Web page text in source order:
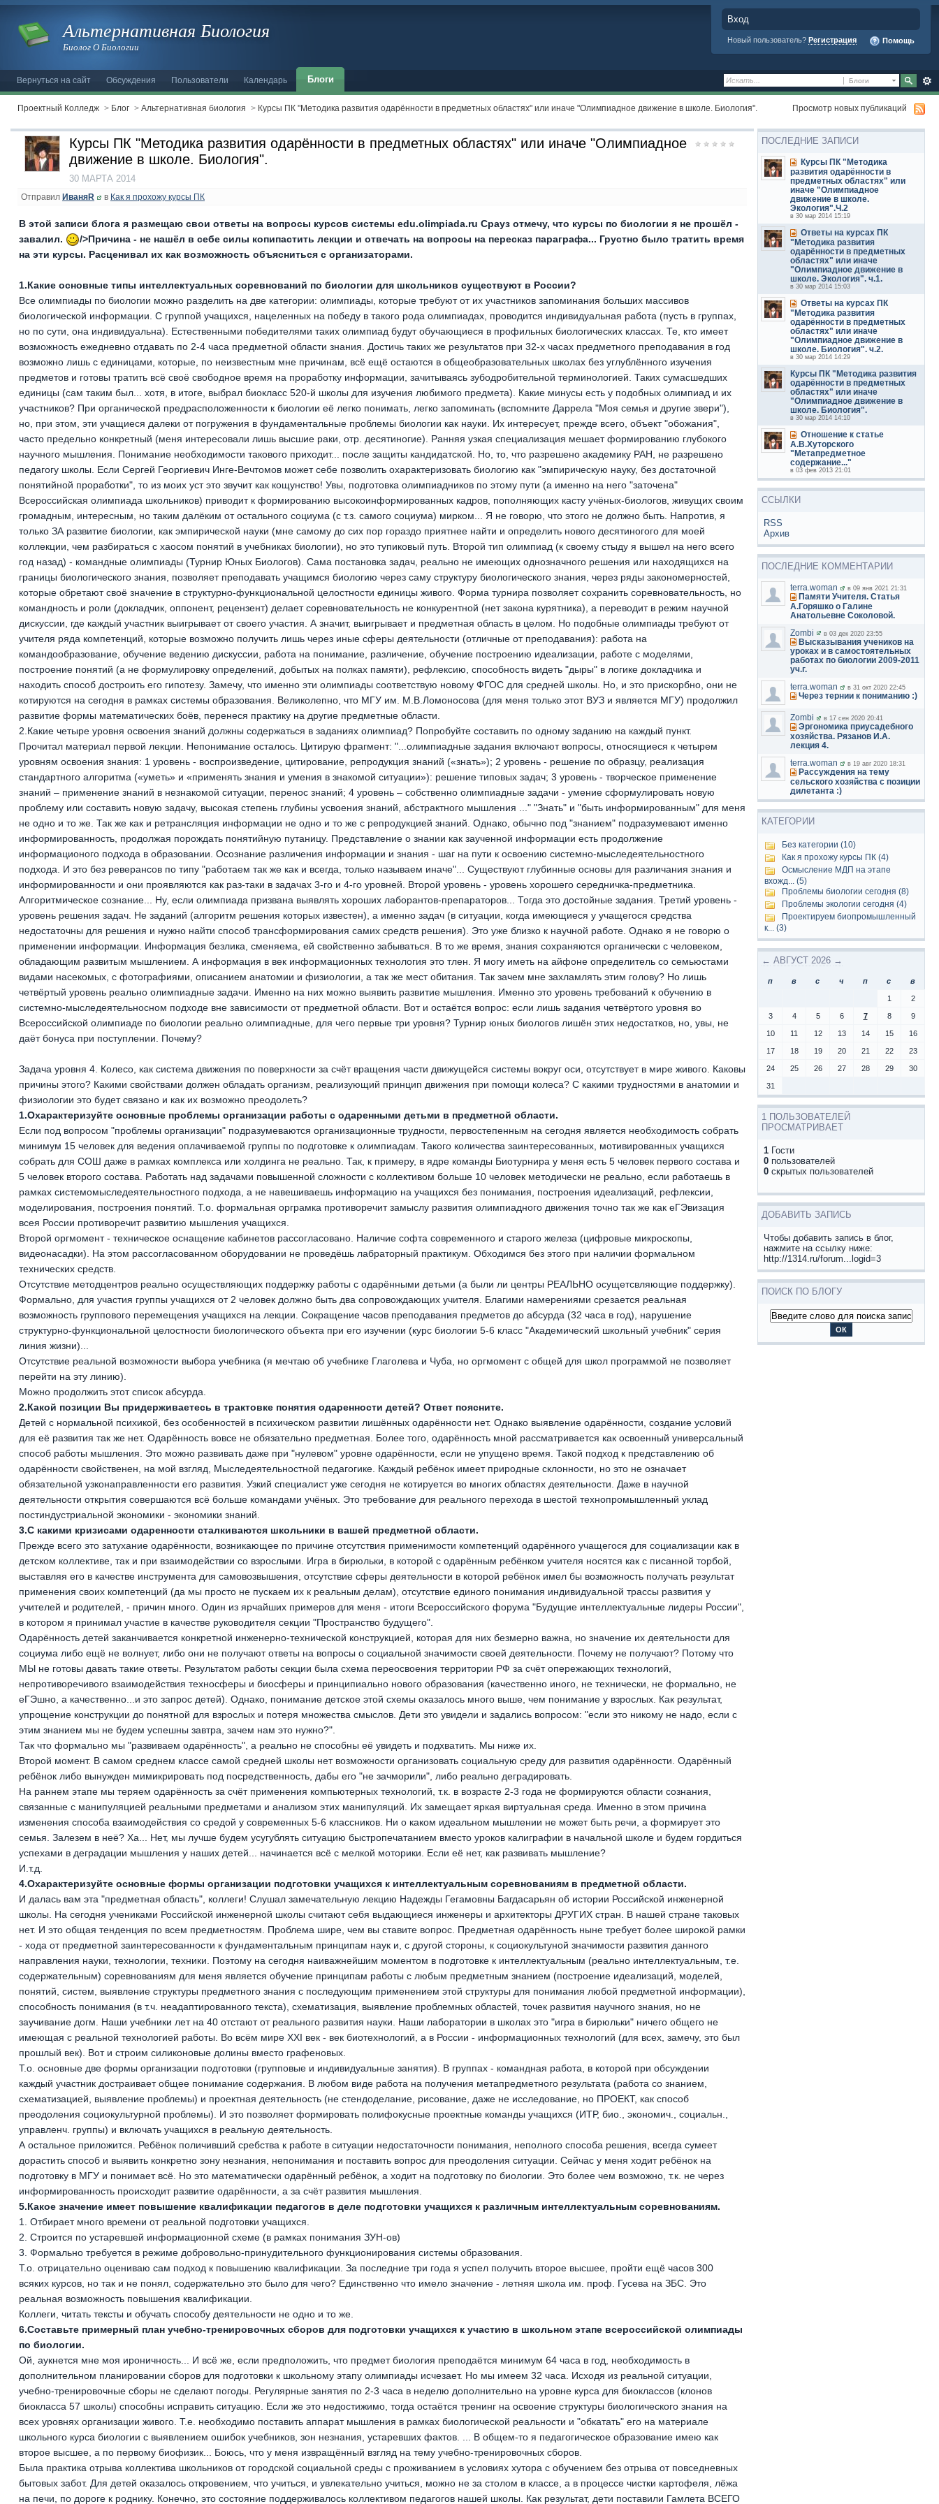
Альтернативная Биология
Биолог О Биологии
Вход
Новый пользователь? Регистрация Помощь
Блоги
Вернуться на сайт Обсуждения Пользователи Календарь Блоги
Проектный Колледж > Блог > Альтернативная биология > Курсы ПК "Методика развития одарённости в предметных областях" или иначе "Олимпиадное движение в школе. Биология". Просмотр новых публикаций
Курсы ПК "Методика развития одарённости в предметных областях" или иначе "Олимпиадное
движение в школе. Биология".
30 МАРТА 2014
Отправил ИваняR в Как я прохожу курсы ПК
В этой записи блога я размещаю свои ответы на вопросы курсов системы edu.olimpiada.ru Срауз отмечу, что курсы по биологии я не прошёл -
завалил.
/>Причина - не нашёл в себе силы копипастить лекции и отвечать на вопросы на пересказ параграфа... Грустно было тратить время
на эти курсы. Расценивал их как возможность объясниться с организаторами.
1.Какие основные типы интеллектуальных соревнований по биологии для школьников существуют в России?
Все олимпиады по биологии можно разделить на две категории: олимпиады, которые требуют от их участников запоминания больших массивов
биологической информации. С группой учащихся, нацеленных на победу в такого рода олимпиадах, проводится индивидуальная работа (пусть в группах,
но по сути, она индивидуальна). Естественными победителями таких олимпиад будут обучающиеся в профильных биологических классах. Те, кто имеет
возможность ежедневно отдавать по 2-4 часа предметной области знания. Достичь таких же результатов при 32-х часах предметного преподавания в год
возможно лишь с единицами, которые, по неизвестным мне причинам, всё ещё остаются в общеобразовательных школах без углублённого изучения
предметов и готовы тратить всё своё свободное время на проработку информации, зачитываясь зубодробительной терминологией. Таких сумасшедших
единицы (сам таким был... хотя, в итоге, выбрал биокласс 520-й школы для изучения любимого предмета). Какие минусы есть у подобных олимпиад и их
участников? При органической предрасположенности к биологии её легко понимать, легко запоминать (вспомните Даррела "Моя семья и другие звери"),
но, при этом, эти учащиеся далеки от погружения в фундаментальные проблемы биологии как науки. Их интересует, прежде всего, объект "обожания",
часто предельно конкретный (меня интересовали лишь высшие раки, отр. десятиногие). Ранняя узкая специализация мешает формированию глубокого
научного мышления. Понимание необходимости такового приходит... после защиты кандидатской. Но, то, что разрешено академику РАН, не разрешено
педагогу школы. Если Сергей Георгиевич Инге-Вечтомов может себе позволить охарактеризовать биологию как "эмпирическую науку, без достаточной
понятийной проработки", то из моих уст это звучит как кощунство! Увы, подготовка олимпиадников по этому пути (а именно на него "заточена"
Всероссийская олимпиада школьников) приводит к формированию высокоинформированных кадров, пополняющих касту учёных-биологов, живущих своим
громадным, интересным, но таким далёким от остального социума (с т.з. самого социума) мирком... Я не говорю, что этого не должно быть. Напротив, я
только ЗА развитие биологии, как эмпирической науки (мне самому до сих пор гораздо приятнее найти и определить нового десятиногого для моей
коллекции, чем разбираться с хаосом понятий в учебниках биологии), но это тупиковый путь. Второй тип олимпиад (к своему стыду я вышел на него всего
год назад) - командные олимпиады (Турнир Юных Биологов). Сама постановка задач, реально не имеющих однозначного решения или находящихся на
границы биологического знания, позволяет преподавать учащимся биологию через саму структуру биологического знания, через ряды закономерностей,
которые обретают своё значение в структурно-функциональной целостности единицы живого. Форма турнира позволяет сохранить соревновательность, но
командность и роли (докладчик, оппонент, рецензент) делает соревновательность не конкурентной (нет закона курятника), а переводит в режим научной
дискуссии, где каждый участник выигрывает от своего участия. А значит, выигрывает и предметная область в целом. Но подобные олимпиады требуют от
учителя ряда компетенций, которые возможно получить лишь через иные сферы деятельности (отличные от преподавания): работа на
командообразование, обучение ведению дискуссии, работа на понимание, различение, обучение построению идеализации, работе с моделями,
построение понятий (а не формулировку определений, добытых на полках памяти), рефлексию, способность видеть "дыры" в логике докладчика и
находить способ достроить его гипотезу. Замечу, что именно эти олимпиады соответствую новому ФГОС для средней школы. Но, и это прискорбно, они не
котируются на сегодня в рамках системы образования. Великолепно, что МГУ им. М.В.Ломоносова (для меня только этот ВУЗ и является МГУ) продолжил
развитие формы математических боёв, перенеся практику на другие предметные области.
2.Какие четыре уровня освоения знаний должны содержаться в заданиях олимпиад? Попробуйте составить по одному заданию на каждый пункт.
Прочитал материал первой лекции. Непонимание осталось. Цитирую фрагмент: "...олимпиадные задания включают вопросы, относящиеся к четырем
уровням освоения знания: 1 уровень - воспроизведение, цитирование, репродукция знаний («знать»); 2 уровень - решение по образцу, реализация
стандартного алгоритма («уметь» и «применять знания и умения в знакомой ситуации»): решение типовых задач; 3 уровень - творческое применение
знаний – применение знаний в незнакомой ситуации, перенос знаний; 4 уровень – собственно олимпиадные задачи - умение сформулировать новую
проблему или составить новую задачу, высокая степень глубины усвоения знаний, абстрактного мышления ..." "Знать" и "быть информированным" для меня
не одно и то же. Так же как и ретрансляция информации не одно и то же с репродукцией знаний. Однако, обычно под "знанием" подразумевают именно
информированность, продолжая порождать понятийную путаницу. Представление о знании как заученной информации есть продолжение
информационого подхода в образовании. Осознание различения информации и знания - шаг на пути к освоению системно-мыследеятельностного
подхода. И это без реверансов по типу "работаем так же как и всегда, только называем иначе"... Существуют глубинные основы для различания знания и
информированности и они проявляются как раз-таки в задачах 3-го и 4-го уровней. Второй уровень - уровень хорошего середничка-предметника.
Алгоритмическое сознание... Ну, если олимпиада призвана выявлять хороших лаборантов-препараторов... Тогда это достойные задания. Третий уровень -
уровень решения задач. Не заданий (алгоритм решения которых известен), а именно задач (в ситуации, когда имеющиеся у учащегося средства
недостаточны для решения и нужно найти способ трансформирования самих средств решения). Это уже близко к научной работе. Однако я не говорю о
применении информации. Информация безлика, сменяема, ей свойственно забываться. В то же время, знания сохраняются органически с человеком,
обладающим развитым мышлением. А информация в век информационных технология это тлен. Я могу иметь на айфоне определитель со семьюстами
видами насекомых, с фотографиями, описанием анатомии и физиологии, а так же мест обитания. Так зачем мне захламлять этим голову? Но лишь
четвёртый уровень реально олимпиадные задачи. Именно на них можно выявить развитие мышления. Именно это уровень требований к обучению в
системно-мыследеятельносном подходе вне зависимости от предметной области. Вот и остаётся вопрос: если лишь задания четвёртого уровня во
Всероссийской олимпиаде по биологии реально олимпиадные, для чего первые три уровня? Турнир юных биологов лишён этих недостатков, но, увы, не
даёт бонуса при поступлении. Почему?
Задача уровня 4. Колесо, как система движения по поверхности за счёт вращения части движущейся системы вокруг оси, отсутствует в мире живого. Каковы
причины этого? Какими свойствами должен обладать организм, реализующий принцип движения при помощи колеса? С какими трудностями в анатомии и
физиологии это будет связано и как их возможно преодолеть?
1.Охарактеризуйте основные проблемы организации работы с одаренными детьми в предметной области.
Если под вопросом "проблемы организации" подразумеваются организационные трудности, первостепенным на сегодня является необходимость собрать
минимум 15 человек для ведения оплачиваемой группы по подготовке к олимпиадам. Такого количества заинтересованных, мотивированных учащихся
собрать для СОШ даже в рамках комплекса или холдинга не реально. Так, к примеру, в ядре команды Биотурнира у меня есть 5 человек первого состава и
5 человек второго состава. Работать над задачами повышенной сложности с коллективом больше 10 человек методически не реально, если работаешь в
рамках системомыследеятельностного подхода, а не навешиваешь информацию на учащихся без понимания, построения идеализаций, рефлексии,
моделирования, построения понятий. Т.о. формальная орграмка противоречит замыслу развития олимпиадного движения точно так же как еГЭвизация
всея России противоречит развитию мышления учащихся.
Второй оргмомент - техническое оснащение кабинетов рассогласовано. Наличие софта современного и старого железа (цифровые микроскопы,
видеонасадки). На этом рассогласованном оборудовании не проведёшь лабраторный практикум. Обходимся без этого при наличии формальном
технических средств.
Отсутствие методцентров реально осуществляющих поддержку работы с одарёнными детьми (а были ли центры РЕАЛЬНО осущетсвляющие поддержку).
Формально, для участия группы учащихся от 2 человек должно быть два сопровождающих учителя. Благими намерениями срезается реальная
возможность группового перемещения учащихся на лекции. Сокращение часов преподавания предметов до абсурда (32 часа в год), нарушение
структурно-функциональной целостности биологического объекта при его изучении (курс биологии 5-6 класс "Академический школьный учебник" серия
линия жизни)...
Отсутствие реальной возможности выбора учебника (я мечтаю об учебнике Глаголева и Чуба, но оргмомент с общей для школ программой не позволяет
перейти на эту линию).
Можно продолжить этот список абсурда.
2.Какой позиции Вы придерживаетесь в трактовке понятия одаренности детей? Ответ поясните.
Детей с нормальной психикой, без особенностей в психическом развитии лишённых одарённости нет. Однако выявление одарённости, создание условий
для её развития так же нет. Одарённость вовсе не обязательно предметная. Более того, одарённость мной рассматривается как освоенный универсальный
способ работы мышления. Это можно развивать даже при "нулевом" уровне одарённости, если не упущено время. Такой подход к представлению об
одарённости свойственен, на мой взгляд, Мыследеятельностной педагогике. Каждый ребёнок имеет природные склонности, но это не означает
обязательной узконаправленности его развития. Узкий специалист уже сегодня не котируется во многих областях деятельности. Даже в научной
деятельности открытия совершаются всё больше командами учёных. Это требование для реального перехода в шестой технопромышленный уклад
постиндустриальной экономики - экономики знаний.
3.С какими кризисами одаренности сталкиваются школьники в вашей предметной области.
Прежде всего это затухание одарённости, возникающее по причине отсутствия применимости компетенций одарённого учащегося для социализации как в
детском коллективе, так и при взаимодействии со взрослыми. Игра в бирюльки, в которой с одарённым ребёнком учителя носятся как с писанной торбой,
выставляя его в качестве инструмента для самовозвышения, отсутствие сферы деятельности в которой ребёнок имел бы возможность получать результат
применения своих компетенций (да мы просто не пускаем их к реальным делам), отсутствие единого понимания индивидуальной трассы развития у
учителей и родителей, - причин много. Один из ярчайших примеров для меня - итоги Всероссийского форума "Будущие интеллектуальные лидеры России",
в котором я принимал участие в качестве руководителя секции "Пространство будущего".
Одарённость детей заканчивается конкретной инженерно-технической конструкцией, которая для них безмерно важна, но значение их деятельности для
социума либо ещё не волнует, либо они не получают ответы на вопросы о социальной значимости своей деятельности. Почему не получают? Потому что
МЫ не готовы давать такие ответы. Результатом работы секции была схема переосвоения территории РФ за счёт опережающих технологий,
непротиворечивого взаимодействия техносферы и биосферы и принципиально нового образования (качественно иного, не технически, не формально, не
еГЭшно, а качественно...и это запрос детей). Однако, понимание детское этой схемы оказалось много выше, чем понимание у взрослых. Как результат,
упрощение конструкции до понятной для взрослых и потеря множества смыслов. Дети это увидели и задались вопросом: "если это никому не надо, если с
этим знанием мы не будем успешны завтра, зачем нам это нужно?".
Так что формально мы "развиваем одарённость", а реально не способны её увидеть и подхватить. Мы ниже их.
Второй момент. В самом среднем классе самой средней школы нет возможности организовать социальную среду для развития одарённости. Одарённый
ребёнок либо вынужден мимикрировать под посредственность, дабы его "не зачморили", либо реально деградировать.
На раннем этапе мы теряем одарённость за счёт применения компьютерных технологий, т.к. в возрасте 2-3 года не формируются области сознания,
связанные с манипуляцией реальными предметами и анализом этих манипуляций. Их замещает яркая виртуальная среда. Именно в этом причина
изменения способа взаимодействия со средой у современных 5-6 классников. Ни о каком идеальном мышлении не может быть речи, а формирует это
семья. Залезем в неё? Ха... Нет, мы лучше будем усугублять ситуацию быстропечатанием вместо уроков калиграфии в начальной школе и будем гордиться
успехами в деградации мышления у наших детей... начинается всё с мелкой моторики. Если её нет, как развивать мышление?
И.т.д.
4.Охарактеризуйте основные формы организации подготовки учащихся к интеллектуальным соревнованиям в предметной области.
И далась вам эта "предметная область", коллеги! Слушал замечательную лекцию Надежды Гегамовны Багдасарьян об истории Российской инженерной
школы. На сегодня учениками Российской инженерной школы считают себя выдающиеся инженеры и архитекторы ДРУГИХ стран. В нашей стране таковых
нет. И это общая тенденция по всем предметностям. Проблема шире, чем вы ставите вопрос. Предметная одарённость ныне требует более широкой рамки
- хода от предметной заинтересованности к фундаментальным принципам наук и, с другой стороны, к социокультуной значимости развития данного
направления науки, технологии, техники. Поэтому на сегодня наиважнейшим моментом в подготовке к интеллектуальным (реально интеллектуальным, т.е.
содержательным) соревнованиям для меня является обучение принципам работы с любым предметным знанием (построение идеализаций, моделей,
понятий, систем, выявление структуры предметного знания с последующим применением этой структуры для понимания любой предметной информации),
способность понимания (в т.ч. неадаптированного текста), схематизация, выявление проблемных областей, точек развития научного знания, но не
заучивание догм. Наши учебники лет на 40 отстают от реального развития науки. Наши лаборатории в школах это "игра в бирюльки" ничего общего не
имеющая с реальной технологией работы. Во всём мире XXI век - век биотехнологий, а в России - информационных технологий (для всех, замечу, это был
прошлый век). Вот и строим силиконовые долины вместо графеновых.
Т.о. основные две формы организации подготовки (групповые и индивидуальные занятия). В группах - командная работа, в которой при обсуждении
каждый участник достраивает общее понимание содержания. В любом виде работа на получения метапредметного результата (работа со знанием,
схематизацией, выявление проблемы) и проектная деятельность (не стендоделание, рисование, даже не исследование, но ПРОЕКТ, как способ
преодоления социокультурной проблемы). И это позволяет формировать полифокусные проектные команды учащихся (ИТР, био., экономич., социальн.,
управленч. группы) и включать учащихся в реальную деятельность.
А остальное приложится. Ребёнок поличивший сребства к работе в ситуации недостаточности понимания, неполного способа решения, всегда сумеет
дорастить способ и выявить конкретно зону незнания, непонимания и поставить вопрос для преодоления ситуации. Сейчас у меня ходит ребёнок на
подготовку в МГУ и понимает всё. Но это математически одарённый ребёнок, а ходит на подготовку по биологии. Это более чем возможно, т.к. не через
информированность происходит развитие одарённости, а за счёт развития мышления.
5.Какое значение имеет повышение квалификации педагогов в деле подготовки учащихся к различным интеллектуальным соревнованиям.
1. Отбирает много времени от реальной подготовки учащихся.
2. Строится по устаревшей информационной схеме (в рамках понимания ЗУН-ов)
3. Формально требуется в режиме добровольно-принудительного функционирования системы образования.
Т.о. отрицательно оцениваю сам подход к повышению квалификации. За последние три года я успел получить второе высшее, пройти ещё часов 300
всяких курсов, но так и не понял, содержательно это было для чего? Единственно что имело значение - летняя школа им. проф. Гусева на ЗБС. Это
реальная возможность повышения квалификации.
Коллеги, читать тексты и обучать способу деятельности не одно и то же.
6.Составьте примерный план учебно-тренировочных сборов для подготовки учащихся к участию в школьном этапе всероссийской олимпиады
по биологии.
Ой, аукнется мне моя ироничность... И всё же, если предположить, что предмет биология преподаётся минимум 64 часа в год, необходимость в
дополнительном планировании сборов для подготовки к школьному этапу олимпиады исчезает. Но мы имеем 32 часа. Исходя из реальной ситуации,
учебно-тренировочные сборы не сделают погоды. Регулярные занятия по 2-3 часа в неделю дополнительно на уровне курса для биоклассов (клонов
биокласса 57 школы) способны исправить ситуацию. Если же это недостижимо, тогда остаётся тренинг на освоение структуры биологического знания на
всех уровнях организации живого. Т.е. необходимо поставить аппарат мышления в рамках биологической реальности и "обкатать" его на материале
школьного курса биологии с выявлением ошибок учебников, зон незнания, устаревших фактов. ... В общем-то я педагогическое образование имею как
второе высшее, а по первому биофизик... Боюсь, что у меня извращённый взгляд на тему учебно-тренировочных сборов.
Была практика отрыва коллектива школьников от городской социальной среды с проживанием в условиях хутора с обучением без отрыва от повседневных
бытовых забот. Для детей оказалось откровением, что учиться, и увлекательно учиться, можно не за столом в классе, а в процессе чистки картофеля, лёжа
на печи, по дороге к роднику. Конечно, это состояние поддерживалось коллективом педагогов нашей школы. Как результат, дети поставили Гамлета ВСЕГО
ПОСЛЕДНИЕ ЗАПИСИ
Курсы ПК "Методика
развития одарённости в
предметных областях" или
иначе "Олимпиадное
движение в школе.
Экология".Ч.2
в 30 мар 2014 15:19
Ответы на курсах ПК
"Методика развития
одарённости в предметных
областях" или иначе
"Олимпиадное движение в
школе. Экология". ч.1.
в 30 мар 2014 15:03
Ответы на курсах ПК
"Методика развития
одарённости в предметных
областях" или иначе
"Олимпиадное движение в
школе. Биология". ч.2.
в 30 мар 2014 14:29
Курсы ПК "Методика развития
одарённости в предметных
областях" или иначе
"Олимпиадное движение в
школе. Биология".
в 30 мар 2014 14:10
Отношение к статье
А.В.Хуторского
"Метапредметное
содержание..."
в 03 фев 2013 21:01
ССЫЛКИ
RSS
Архив
ПОСЛЕДНИЕ КОММЕНТАРИИ
terra.woman в 09 янв 2021 21:31
Памяти Учителя. Статья
А.Горяшко о Галине
Анатольевне Соколовой.
Zombi
в 03 дек 2020 23:55
Высказывания учеников на
уроках и в самостоятельных
работах по биологии 2009-2011
уч.г.
terra.woman
в 31 окт 2020 22:45
Через тернии к пониманию :)
Zombi в 17 сен 2020 20:41
Эргономика приусадебного
хозяйства. Рязанов И.А.
лекция 4.
terra.woman
в 19 авг 2020 18:31
Рассуждения на тему
сельского хозяйства с позиции
дилетанта :)
КАТЕГОРИИ
Без категории (10)
Как я прохожу курсы ПК (4)
Осмысление МДП на этапе
вхожд... (5)
Проблемы биологии сегодня (8)
Проблемы экологии сегодня (4)
Проектируем биопромышленный
к... (3)
← АВГУСТ 2026 →
п в с ч п с в
1 2
3 4 5 6 7 8 9
10 11 12 13 14 15 16
17 18 19 20 21 22 23
24 25 26 27 28 29 30
31
1 ПОЛЬЗОВАТЕЛЕЙ
ПРОСМАТРИВАЕТ
1 Гости
0 пользователей
0 скрытых пользователей
ДОБАВИТЬ ЗАПИСЬ
Чтобы добавить запись в блог,
нажмите на ссылку ниже:
http://1314.ru/forum...logid=3
ПОИСК ПО БЛОГУ